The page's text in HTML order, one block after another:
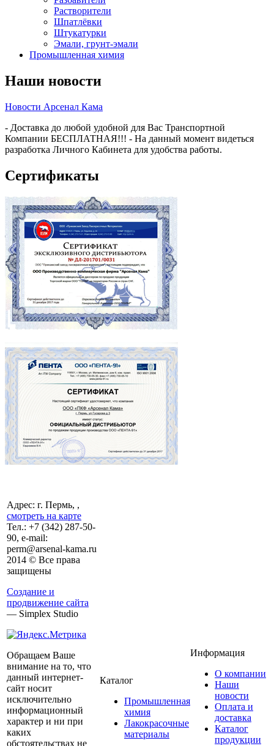
Растворители
Шпатлёвки
Штукатурки
Эмали, грунт-эмали
Промышленная химия
Наши новости
Новости Арсенал Кама
- Доставка до любой удобной для Вас Транспортной
Компании БЕСПЛАТНАЯ!!! - На данный момент видеться
разработка Личного Кабинета для удобства работы.
Сертификаты
Адрес: г. Пермь, ,
смотреть на карте
Тел.: +7 (342) 287-50-
90, e-mail:
perm@arsenal-kama.ru
2014 © Все права
защищены
Создание и
продвижение сайта
— Simplex Studio
Обращаем Ваше
внимание на то, что
данный интернет-
сайт носит
исключительно
информационный
характер и ни при
каких
обстоятельствах не
Каталог
Промышленная
химия
Лакокрасочные
материалы
Информация
О компании
Наши
новости
Оплата и
доставка
Каталог
продукции